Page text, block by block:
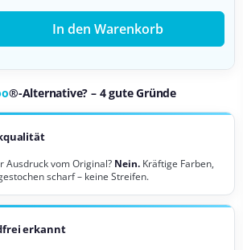
Gib den gewünschten
In den Warenkorb
®-Alternative? – 4 gute Gründe
Ausdruck vom Original? Nein. Kräftige Farben,
scharf – keine Streifen.
erkannt